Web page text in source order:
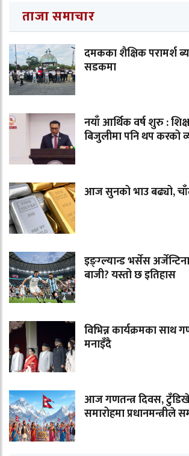
ताजा समाचार
दमकका शैक्षिक परामर्श
सडकमा
नयाँ आर्थिक वर्ष शुरु :
बिजुलीमा पनि थप करको
आज सुनको भाउ बढ्यो,
इङ्ग्ल्यान्ड भर्सेस
बाजी? यस्तो छ इतिहास
विभिन्न कार्यक्रमका साथ
मनाइँदै
आज गणतन्त्र दिवस,
समारोहमा प्रधानमन्त्रीले